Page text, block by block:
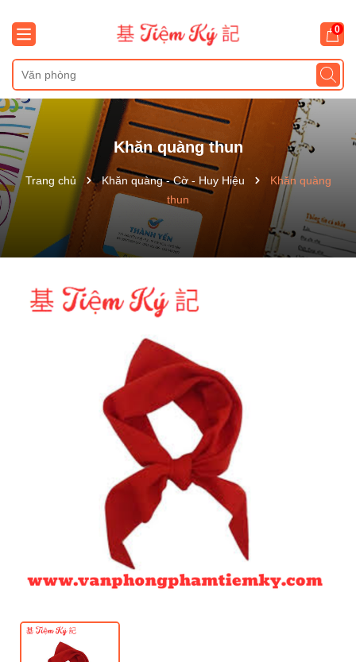
0
Khăn quàng thun
Trang chủ Khăn quàng - Cờ - Huy Hiệu
Khăn quàng
thun